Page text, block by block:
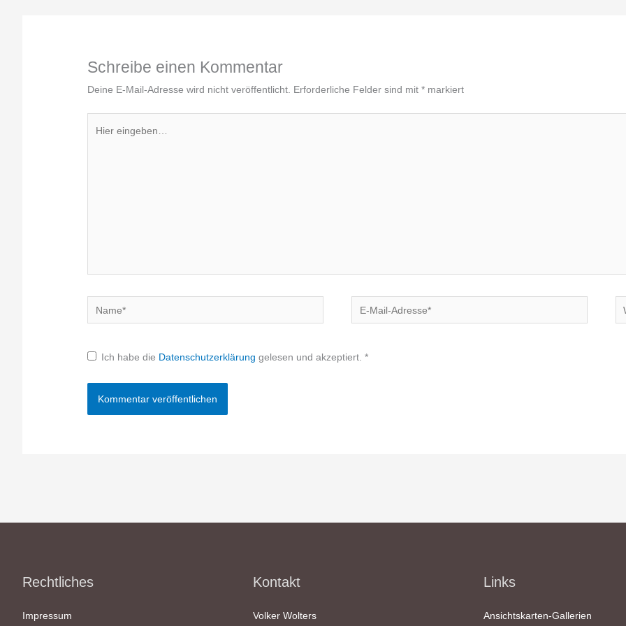
Schreibe einen Kommentar
Deine E-Mail-Adresse wird nicht veröffentlicht. Erforderliche Felder sind mit* markiert
eingeben…
Name*
E-
Mail-
Ich habe die Datenschutzerklärunggelesen und akzeptiert. *
Rechtliches
Impressum
Kontakt
Volker Wolters
Links
Ansichtskarten-Gallerien